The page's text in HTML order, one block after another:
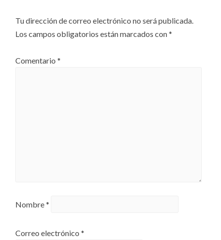
Tu dirección de correo electrónico no será publicada.
Los campos obligatorios están marcados con*
Comentario*
Nombre*
Correo electrónico*